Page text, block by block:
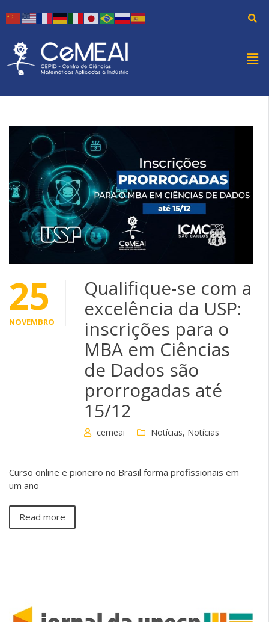
25
NOVEMBRO
Qualifique-se com a
excelência da USP:
inscrições para o
MBA em Ciências
de Dados são
prorrogadas até
15/12
cemeai Notícias, Notícias
Curso online e pioneiro no Brasil forma profissionais em
um ano
Read more